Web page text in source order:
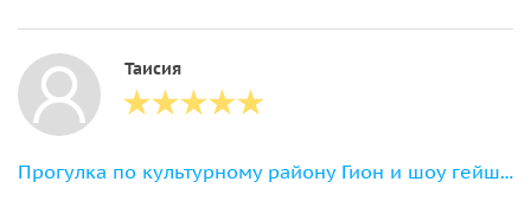
Таисия
Прогулка по культурному району Гион и шоу гейш с обедом